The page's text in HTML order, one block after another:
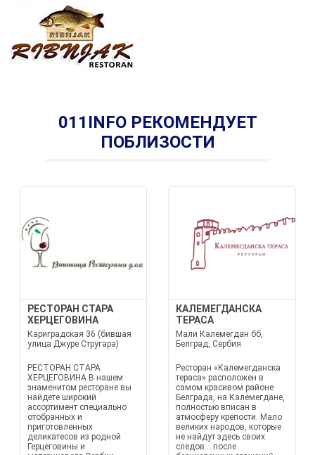
011INFO РЕКОМЕНДУЕТ
ПОБЛИЗОСТИ
РЕСТОРАН СТАРА
ХЕРЦЕГОВИНА
Кариградская 36 (бившая
улица Джуре Стругара)
РЕСТОРАН СТАРА
ХЕРЦЕГОВИНА В нашем
знаменитом ресторане вы
найдете широкий
ассортимент специально
отобранных и
приготовленных
деликатесов из родной
Герцеговины и
КАЛЕМЕГДАНСКА
ТЕРАСА
Мали Калемегдан бб,
Белград, Сербия
Ресторан «Калемегданска
тераса» расположен в
самом красивом районе
Белграда, на Калемегдане,
полностью вписан в
атмосферу крепости. Мало
великих народов, которые
не найдут здесь своих
следов... после